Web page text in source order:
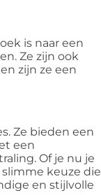
is naar een
Ze zijn ook
zijn ze een
Ze bieden een
een
Of je nu je
keuze die
en stijlvolle